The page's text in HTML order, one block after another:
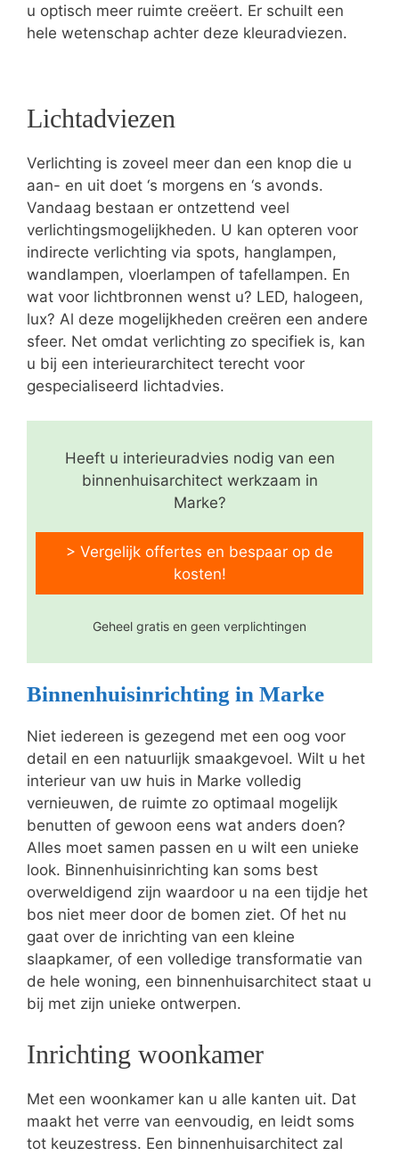
u optisch meer ruimte creëert. Er schuilt een
hele wetenschap achter deze kleuradviezen.
Lichtadviezen
Verlichting is zoveel meer dan een knop die u
aan- en uit doet ‘s morgens en ‘s avonds.
Vandaag bestaan er ontzettend veel
verlichtingsmogelijkheden. U kan opteren voor
indirecte verlichting via spots, hanglampen,
wandlampen, vloerlampen of tafellampen. En
wat voor lichtbronnen wenst u? LED, halogeen,
lux? Al deze mogelijkheden creëren een andere
sfeer. Net omdat verlichting zo specifiek is, kan
u bij een interieurarchitect terecht voor
gespecialiseerd lichtadvies.
Heeft u interieuradvies nodig van een
binnenhuisarchitect werkzaam in
Marke?
> Vergelijk offertes en bespaar op de
kosten!
Geheel gratis en geen verplichtingen
Binnenhuisinrichting in Marke
Niet iedereen is gezegend met een oog voor
detail en een natuurlijk smaakgevoel. Wilt u het
interieur van uw huis in Marke volledig
vernieuwen, de ruimte zo optimaal mogelijk
benutten of gewoon eens wat anders doen?
Alles moet samen passen en u wilt een unieke
look. Binnenhuisinrichting kan soms best
overweldigend zijn waardoor u na een tijdje het
bos niet meer door de bomen ziet. Of het nu
gaat over de inrichting van een kleine
slaapkamer, of een volledige transformatie van
de hele woning, een binnenhuisarchitect staat u
bij met zijn unieke ontwerpen.
Inrichting woonkamer
Met een woonkamer kan u alle kanten uit. Dat
maakt het verre van eenvoudig, en leidt soms
tot keuzestress. Een binnenhuisarchitect zal